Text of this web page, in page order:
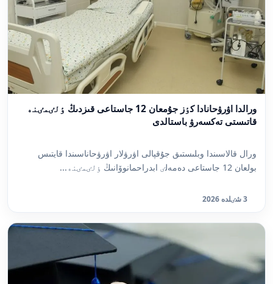
ورالدا اۋرۋحانادا كٶز جۇمعان 12 جاستاعى قىزدىڭ ٶلٸمٸنە
قاتىستى تەكسەرۋ باستالدى
ورال قالاسىندا وبلىستىق جۇقپالى اۋرۋلار اۋرۋحاناسىندا قايتىس
بولعان 12 جاستاعى دەمەلٸ ابدراحمانوۆانىڭ ٶلٸمٸنە...
3 شٸلدە 2026